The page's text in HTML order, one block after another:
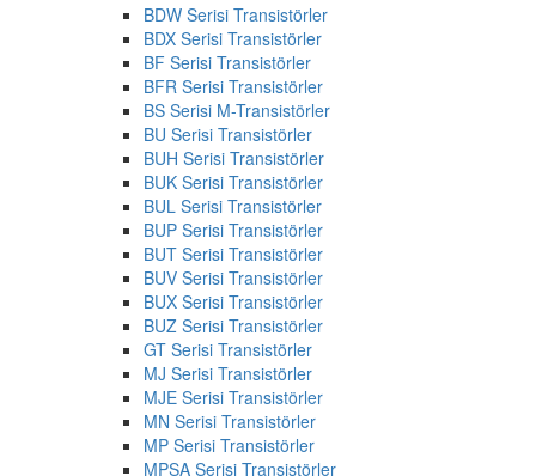
BDW Serisi Transistörler
BDX Serisi Transistörler
BF Serisi Transistörler
BFR Serisi Transistörler
BS Serisi M-Transistörler
BU Serisi Transistörler
BUH Serisi Transistörler
BUK Serisi Transistörler
BUL Serisi Transistörler
BUP Serisi Transistörler
BUT Serisi Transistörler
BUV Serisi Transistörler
BUX Serisi Transistörler
BUZ Serisi Transistörler
GT Serisi Transistörler
MJ Serisi Transistörler
MJE Serisi Transistörler
MN Serisi Transistörler
MP Serisi Transistörler
MPSA Serisi Transistörler